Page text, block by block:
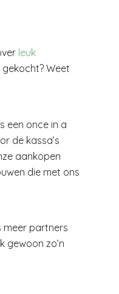
leuk
gekocht? Weet
een once in a
de kassa’s
aankopen
die met ons
meer partners
gewoon zo’n